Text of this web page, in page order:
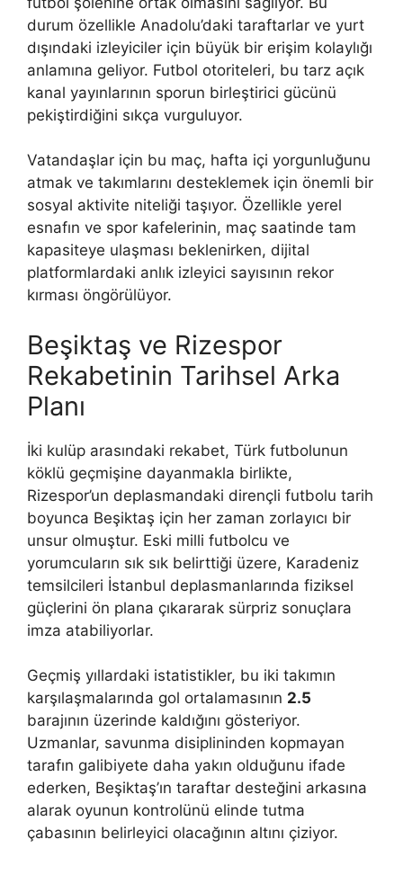
durum özellikle Anadolu’daki taraftarlar ve yurt
dışındaki izleyiciler için büyük bir erişim kolaylığı
anlamına geliyor. Futbol otoriteleri, bu tarz açık
kanal yayınlarının sporun birleştirici gücünü
pekiştirdiğini sıkça vurguluyor.
Vatandaşlar için bu maç, hafta içi yorgunluğunu
atmak ve takımlarını desteklemek için önemli bir
sosyal aktivite niteliği taşıyor. Özellikle yerel
esnafın ve spor kafelerinin, maç saatinde tam
kapasiteye ulaşması beklenirken, dijital
platformlardaki anlık izleyici sayısının rekor
kırması öngörülüyor.
Beşiktaş ve Rizespor
Rekabetinin Tarihsel Arka
Planı
İki kulüp arasındaki rekabet, Türk futbolunun
köklü geçmişine dayanmakla birlikte,
Rizespor’un deplasmandaki dirençli futbolu tarih
boyunca Beşiktaş için her zaman zorlayıcı bir
unsur olmuştur. Eski milli futbolcu ve
yorumcuların sık sık belirttiği üzere, Karadeniz
temsilcileri İstanbul deplasmanlarında fiziksel
güçlerini ön plana çıkararak sürpriz sonuçlara
imza atabiliyorlar.
Geçmiş yıllardaki istatistikler, bu iki takımın
karşılaşmalarında gol ortalamasının 2.5
barajının üzerinde kaldığını gösteriyor.
Uzmanlar, savunma disiplininden kopmayan
tarafın galibiyete daha yakın olduğunu ifade
ederken, Beşiktaş’ın taraftar desteğini arkasına
alarak oyunun kontrolünü elinde tutma
çabasının belirleyici olacağının altını çiziyor.